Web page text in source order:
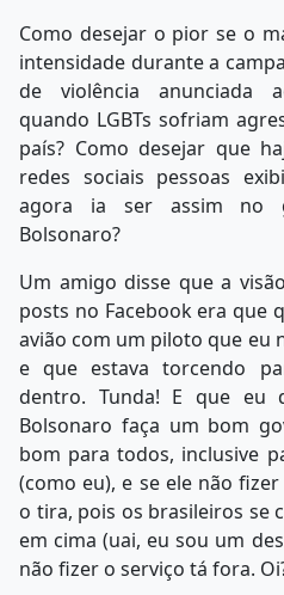
Como desejar o pior se o
intensidade durante a
de violência anunciada
quando LGBTs sofriam
país? Como desejar que
redes sociais pessoas
agora ia ser assim no
Bolsonaro?
Um amigo disse que a
posts no Facebook era que
avião com um piloto que eu
e que estava torcendo
dentro. Tunda! E que eu
Bolsonaro faça um bom
bom para todos, inclusive
(como eu), e se ele não
o tira, pois os brasileiros se
em cima (uai, eu sou um
não fizer o serviço tá fora.